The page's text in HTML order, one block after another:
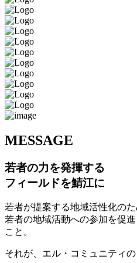
MESSAGE
若者の力を発揮する
フィールドを鯖江に
若者が提案する地域活性化のた
若者の地域活動への参加を促
こと。
それが、エル・コミュニティの